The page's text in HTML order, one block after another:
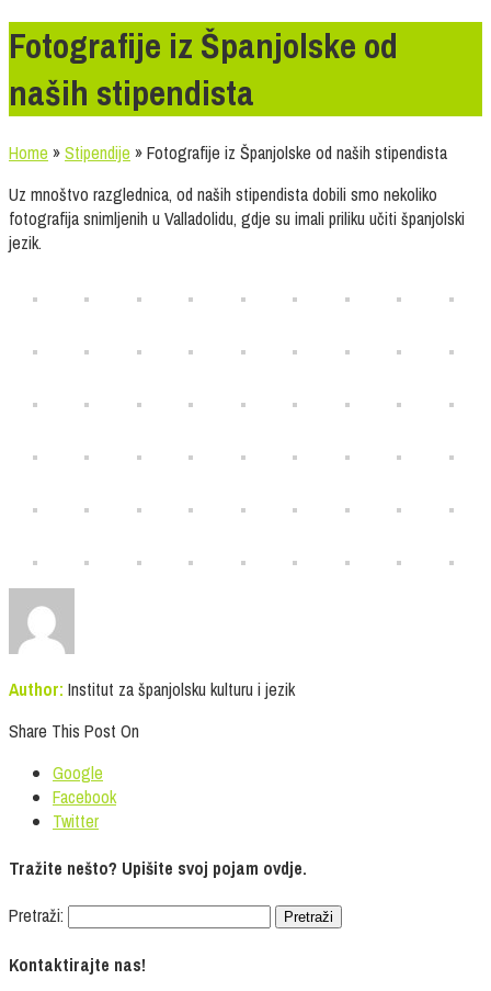
Fotografije iz Španjolske od
naših stipendista
Home »Stipendije »Fotografije iz Španjolske od naših stipendista
Uz mnoštvo razglednica, od naših stipendista dobili smo nekoliko
fotografija snimljenih u Valladolidu, gdje su imali priliku učiti španjolski
jezik.
Author: Institut za španjolsku kulturu i jezik
Share This Post On
Google
Facebook
Twitter
Tražite nešto? Upišite svoj pojam ovdje.
Pretraži:
Kontaktirajte nas!